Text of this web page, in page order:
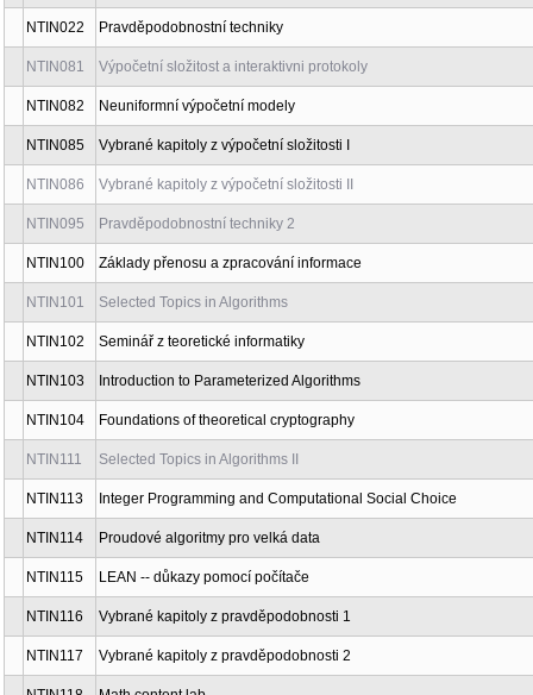
Sage
NPRG015 Praktikum řešení programátorských úloh
NTIN022 Pravděpodobnostní techniky
NTIN081 Výpočetní složitost a interaktivni protokoly
NTIN082 Neuniformní výpočetní modely
NTIN085 Vybrané kapitoly z výpočetní složitosti I
NTIN086 Vybrané kapitoly z výpočetní složitosti II
NTIN095 Pravděpodobnostní techniky 2
NTIN100 Základy přenosu a zpracování informace
Selected Topics in Algorithms
NTIN103 Introduction to Parameterized Algorithms
NTIN104 Foundations of theoretical cryptography
NTIN111 Selected Topics in Algorithms II
NTIN113 Integer Programming and Computational Social Choice
NTIN114 Proudové algoritmy pro velká data